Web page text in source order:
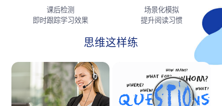
课后检测
即时跟踪学习效果
场景化模拟
提升阅读习惯
思维这样练